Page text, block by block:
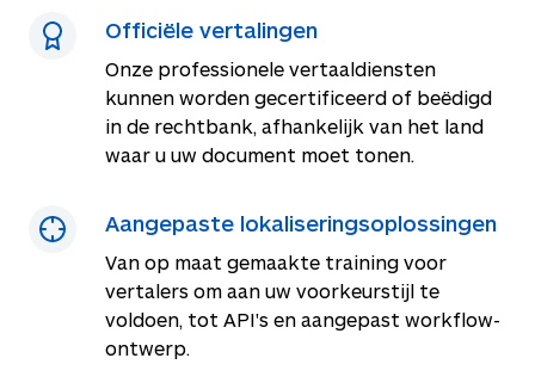
Officiële vertalingen
Onze professionele vertaaldiensten
kunnen worden gecertificeerd of beëdigd
in de rechtbank, afhankelijk van het land
waar u uw document moet tonen.
Aangepaste lokaliseringsoplossingen
Van op maat gemaakte training voor
vertalers om aan uw voorkeurstijl te
voldoen, tot API's en aangepast workflow-
ontwerp.